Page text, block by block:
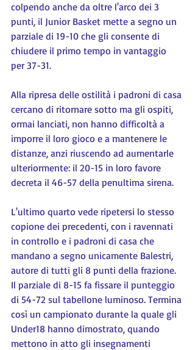
colpendo anche da oltre l'arco dei 3
punti, il Junior Basket mette a segno un
parziale di 19-10 che gli consente di
chiudere il primo tempo in vantaggio
per 37-31.
Alla ripresa delle ostilità i padroni di casa
cercano di ritornare sotto ma gli ospiti,
ormai lanciati, non hanno difficoltà a
imporre il loro gioco e a mantenere le
distanze, anzi riuscendo ad aumentarle
ulteriormente: il 20-15 in loro favore
decreta il 46-57 della penultima sirena.
L'ultimo quarto vede ripetersi lo stesso
copione dei precedenti, con i ravennati
in controllo e i padroni di casa che
mandano a segno unicamente Balestri,
autore di tutti gli 8 punti della frazione.
Il parziale di 8-15 fa fissare il punteggio
di 54-72 sul tabellone luminoso. Termina
così un campionato durante la quale gli
Under18 hanno dimostrato, quando
mettono in atto gli insegnamenti